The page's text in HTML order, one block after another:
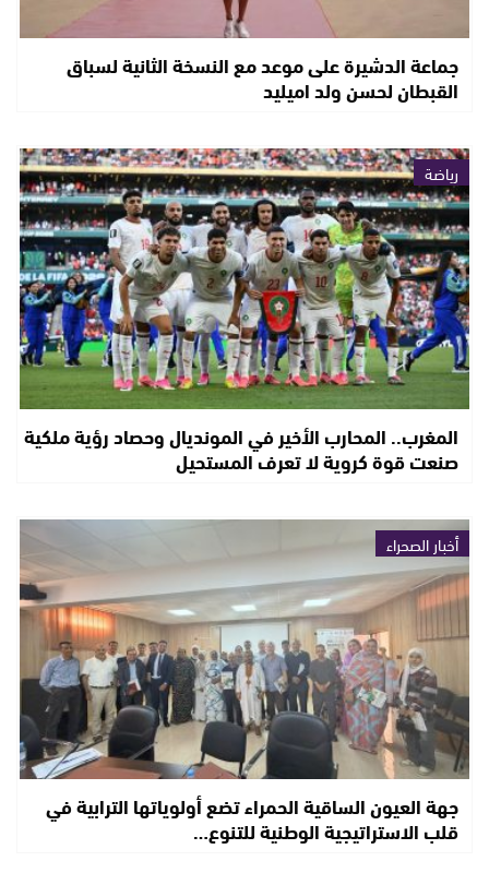
جماعة الدشيرة على موعد مع النسخة الثانية لسباق
القبطان لحسن ولد اميليد
رياضة
المغرب.. المحارب الأخير في المونديال وحصاد رؤية ملكية
صنعت قوة كروية لا تعرف المستحيل
أخبار الصحراء
جهة العيون الساقية الحمراء تضع أولوياتها الترابية في
قلب الاستراتيجية الوطنية للتنوع…